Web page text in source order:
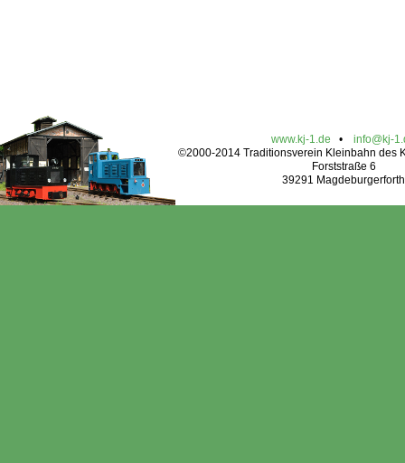
www.kj-1.de • info@kj-
©2000-2014 Traditionsverein Kleinbahn des
Forststraße 6
39291 Magdeburgerforth